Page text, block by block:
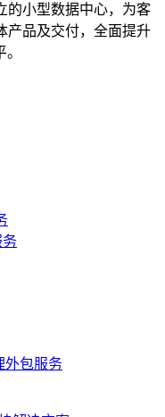
的小型数据中心，为客
产品及交付，全面提升
务
外包服务